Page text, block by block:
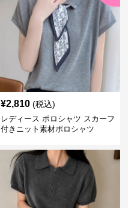
¥2,810 (税込)
レディース ポロシャツ スカーフ
付きニット素材ポロシャツ